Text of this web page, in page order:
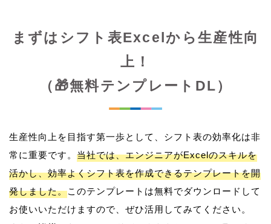
まずはシフト表Excelから生産性向
上！
（🎁無料テンプレートDL）
生産性向上を目指す第一歩として、シフト表の効率化は非
常に重要です。 当社では、エンジニアがExcelのスキルを
活かし、効率よくシフト表を作成できるテンプレートを開
発しました。このテンプレートは無料でダウンロードして
お使いいただけますので、ぜひ活用してみてください。